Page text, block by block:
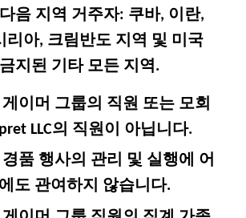
다음 지역 거주자: 쿠바, 이란,
리아, 크림반도 지역 및 미국
지된 기타 모든 지역.
이머 그룹의 직원 또는 모회
LLC의 직원이 아닙니다.
품 행사의 관리 및 실행에 어
도 관여하지 않습니다.